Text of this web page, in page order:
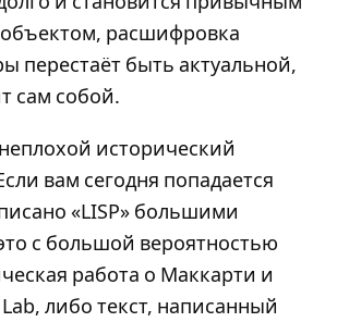
расшифровка
перестаёт быть актуальной,
сам собой.
исторический
вам сегодня попадается
«LISP» большими
с большой вероятностью
работа о Маккарти и
либо текст, написанный